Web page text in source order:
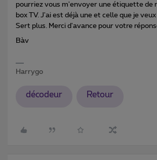
pourriez vous m'envoyer une étiquette de
box TV. J'ai est déjà une et celle que je
Sert plus. Merci d'avance pour votre
Bàv
Harrygo
décodeur Retour